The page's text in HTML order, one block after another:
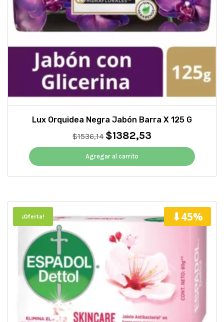
Lux Orquidea Negra Jabón Barra X 125 G
$1536,14 El
precio
original
era:
$1536,14.
$1382,53El
precio
es:
$1382,53.
Agregar al carrito
¡Oferta! ⬇45%